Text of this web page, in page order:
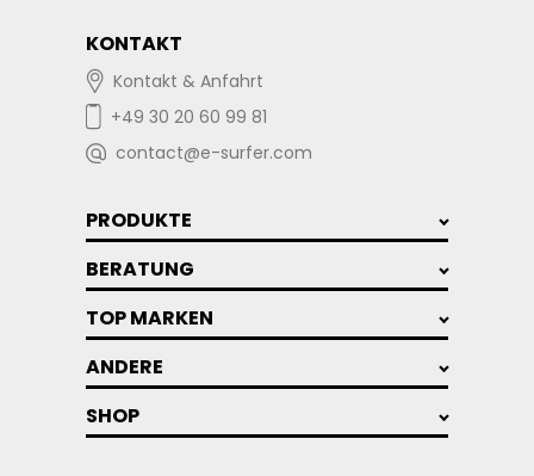
KONTAKT
Kontakt & Anfahrt
+49 30 20 60 99 81
contact@e-surfer.com
PRODUKTE
BERATUNG
TOP MARKEN
ANDERE
SHOP